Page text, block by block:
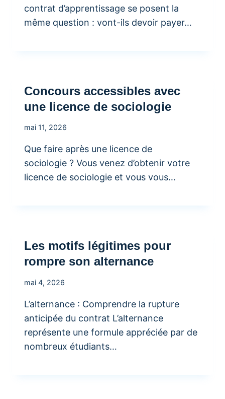
contrat d’apprentissage se posent la
même question : vont-ils devoir payer…
Concours accessibles avec
une licence de sociologie
mai 11, 2026
Que faire après une licence de
sociologie ? Vous venez d’obtenir votre
licence de sociologie et vous vous…
Les motifs légitimes pour
rompre son alternance
mai 4, 2026
L’alternance : Comprendre la rupture
anticipée du contrat L’alternance
représente une formule appréciée par de
nombreux étudiants…